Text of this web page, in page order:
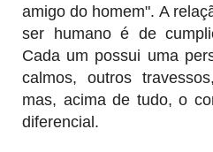
amigo do homem". A
ser humano é de
Cada um possui uma
calmos, outros
mas, acima de tudo, o
diferencial.